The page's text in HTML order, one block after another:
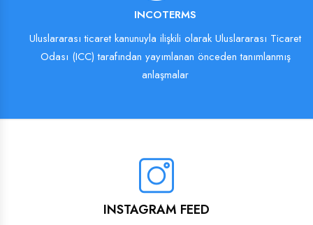
INCOTERMS
Uluslararası ticaret kanunuyla ilişkili olarak Uluslararası Ticaret
Odası (ICC) tarafından yayımlanan önceden tanımlanmış
anlaşmalar
INSTAGRAM FEED